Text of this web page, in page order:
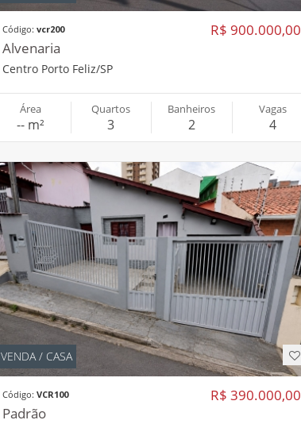
R$ 900.000,00
Código: vcr200
Alvenaria
Centro Porto Feliz/SP
Área
-- m²
Quartos
3
Banheiros
2
Vagas
4
VENDA / CASA
R$ 390.000,00
Código: VCR100
Padrão